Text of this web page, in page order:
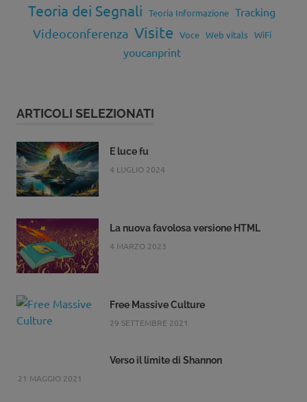
Teoria dei Segnali Teoria Informazione Tracking
Videoconferenza Visite Voce Web vitals WiFi
youcanprint
ARTICOLI SELEZIONATI
E luce fu
4 LUGLIO 2024
La nuova favolosa versione HTML
4 MARZO 2023
Free Massive Culture
29 SETTEMBRE 2021
Verso il limite di Shannon
21 MAGGIO 2021